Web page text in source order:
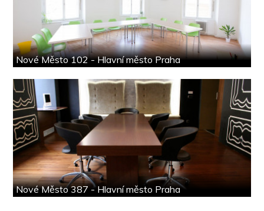
Nové Město 102 - Hlavní město Praha
Nové Město 387 - Hlavní město Praha